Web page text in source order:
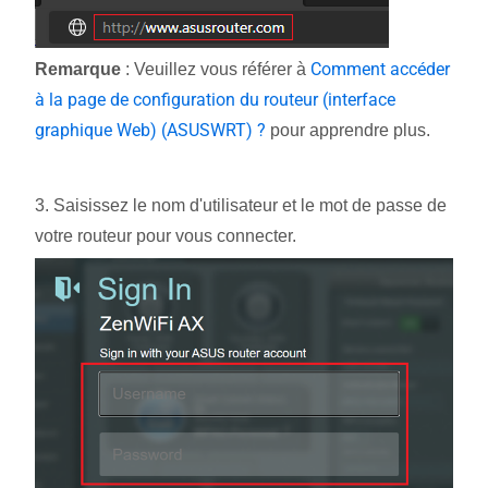
Remarque : Veuillez vous référer à Comment accéder
à la page de configuration du routeur (interface
graphique Web) (ASUSWRT) ? pour apprendre plus.
3. Saisissez le nom d'utilisateur et le mot de passe de
votre routeur pour vous connecter.